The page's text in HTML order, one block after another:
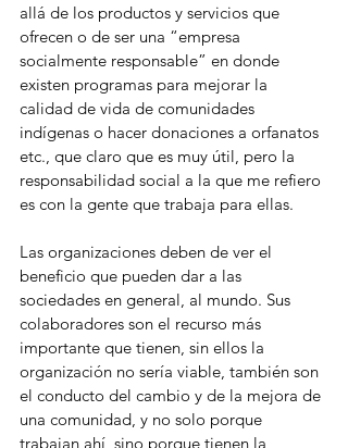
allá de los productos y servicios que
ofrecen o de ser una “empresa
socialmente responsable” en donde
existen programas para mejorar la
calidad de vida de comunidades
indígenas o hacer donaciones a orfanatos
etc., que claro que es muy útil, pero la
responsabilidad social a la que me refiero
es con la gente que trabaja para ellas.
Las organizaciones deben de ver el
beneficio que pueden dar a las
sociedades en general, al mundo. Sus
colaboradores son el recurso más
importante que tienen, sin ellos la
organización no sería viable, también son
el conducto del cambio y de la mejora de
una comunidad, y no solo porque
trabajan ahí, sino porque tienen la